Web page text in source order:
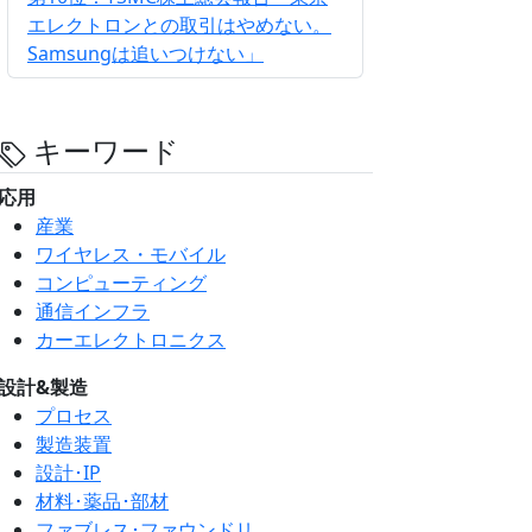
エレクトロンとの取引はやめない。
Samsungは追いつけない」
キーワード
用
産業
ワイヤレス・モバイル
コンピューティング
通信インフラ
カーエレクトロニクス
計&製造
プロセス
製造装置
設計･IP
材料･薬品･部材